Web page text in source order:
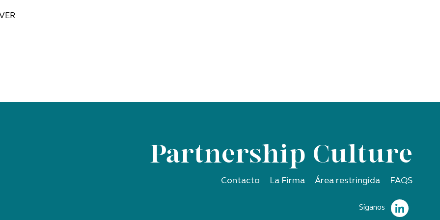
Partnership Culture
Contacto La Firma Área restringida FAQS
Síganos